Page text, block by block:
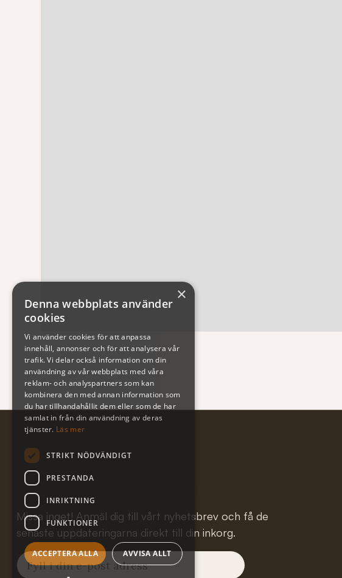
Subscribe to our newsletter!
Missa inget! Anmäl dig till vårt nyhetsbrev och få de
senaste uppdateringarna direkt till din inkorg.
×
Denna webbplats använder
cookies
Vi använder cookies för att anpassa
innehåll, annonser och för att analysera vår
trafik. Vi delar också information om din
användning av vår webbplats med våra
reklam- och analyspartners som kan
kombinera den med annan information som
du har tillhandahållit dem eller som de har
samlat in från din användning av deras
tjänster. Läs mer
STRIKT NÖDVÄNDIGT
PRESTANDA
INRIKTNING
FUNKTIONER
ACCEPTERA ALLA AVVISA ALLT